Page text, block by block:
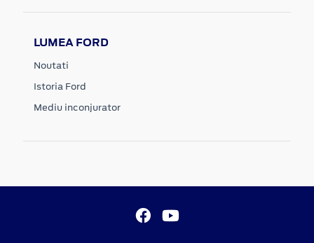
LUMEA FORD
Noutati
Istoria Ford
Mediu inconjurator